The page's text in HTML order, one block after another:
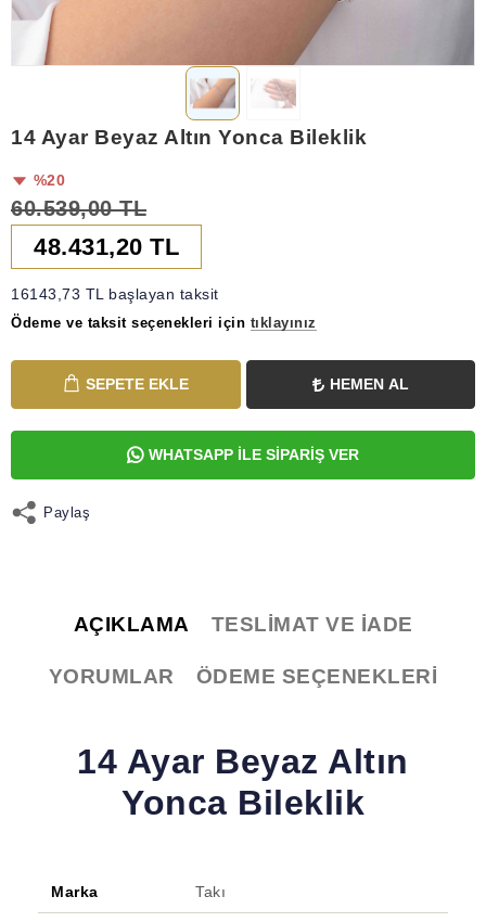
14 Ayar Beyaz Altın Yonca Bileklik
%20
60.539,00 TL
48.431,20 TL
16143,73 TL başlayan taksit
Ödeme ve taksit seçenekleri için tıklayınız
SEPETE EKLE HEMEN AL
WHATSAPP İLE SİPARİŞ VER
Paylaş
AÇIKLAMA TESLIMAT VE İADE
YORUMLAR ÖDEME SEÇENEKLERI
14 Ayar Beyaz Altın
Yonca Bileklik
Marka Takı